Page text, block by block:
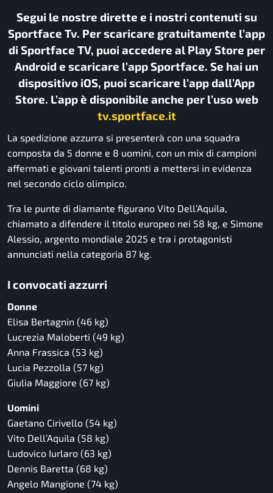
Segui le nostre dirette e i nostri contenuti su
Sportface Tv. Per scaricare gratuitamente l’app
di Sportface TV, puoi accedere al Play Store per
Android e scaricare l’app Sportface. Se hai un
dispositivo iOS, puoi scaricare l’app dall’App
Store. L’app è disponibile anche per l’uso web
tv.sportface.it
La spedizione azzurra si presenterà con una squadra
composta da 5 donne e 8 uomini, con un mix di campioni
affermati e giovani talenti pronti a mettersi in evidenza
nel secondo ciclo olimpico.
Tra le punte di diamante figurano Vito Dell’Aquila,
chiamato a difendere il titolo europeo nei 58 kg, e Simone
Alessio, argento mondiale 2025 e tra i protagonisti
annunciati nella categoria 87 kg.
I convocati azzurri
Donne
Elisa Bertagnin (46 kg)
Lucrezia Maloberti (49 kg)
Anna Frassica (53 kg)
Lucia Pezzolla (57 kg)
Giulia Maggiore (67 kg)
Uomini
Gaetano Cirivello (54 kg)
Vito Dell’Aquila (58 kg)
Ludovico Iurlaro (63 kg)
Dennis Baretta (68 kg)
Angelo Mangione (74 kg)